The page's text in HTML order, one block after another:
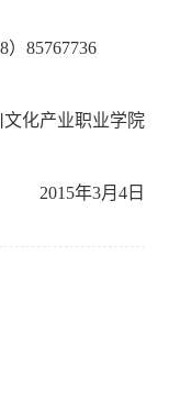
85767736
文化产业职业学院
2015年3月4日